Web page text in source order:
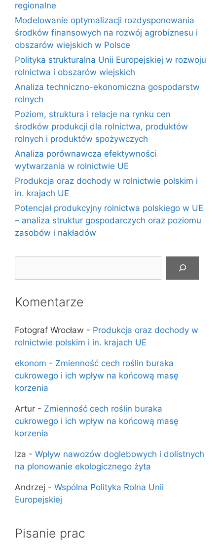
regionalne
Modelowanie optymalizacji rozdysponowania
środków finansowych na rozwój agrobiznesu i
obszarów wiejskich w Polsce
Polityka strukturalna Unii Europejskiej w rozwoju
rolnictwa i obszarów wiejskich
Analiza techniczno-ekonomiczna gospodarstw
rolnych
Poziom, struktura i relacje na rynku cen
środków produkcji dla rolnictwa, produktów
rolnych i produktów spożywczych
Analiza porównawcza efektywności
wytwarzania w rolnictwie UE
Produkcja oraz dochody w rolnictwie polskim i
in. krajach UE
Potencjał produkcyjny rolnictwa polskiego w UE
– analiza struktur gospodarczych oraz poziomu
zasobów i nakładów
Komentarze
Fotograf Wrocław - Produkcja oraz dochody w
rolnictwie polskim i in. krajach UE
ekonom - Zmienność cech roślin buraka
cukrowego i ich wpływ na końcową masę
korzenia
Artur - Zmienność cech roślin buraka
cukrowego i ich wpływ na końcową masę
korzenia
Iza - Wpływ nawozów doglebowych i dolistnych
na plonowanie ekologicznego żyta
Andrzej - Wspólna Polityka Rolna Unii
Europejskiej
Pisanie prac